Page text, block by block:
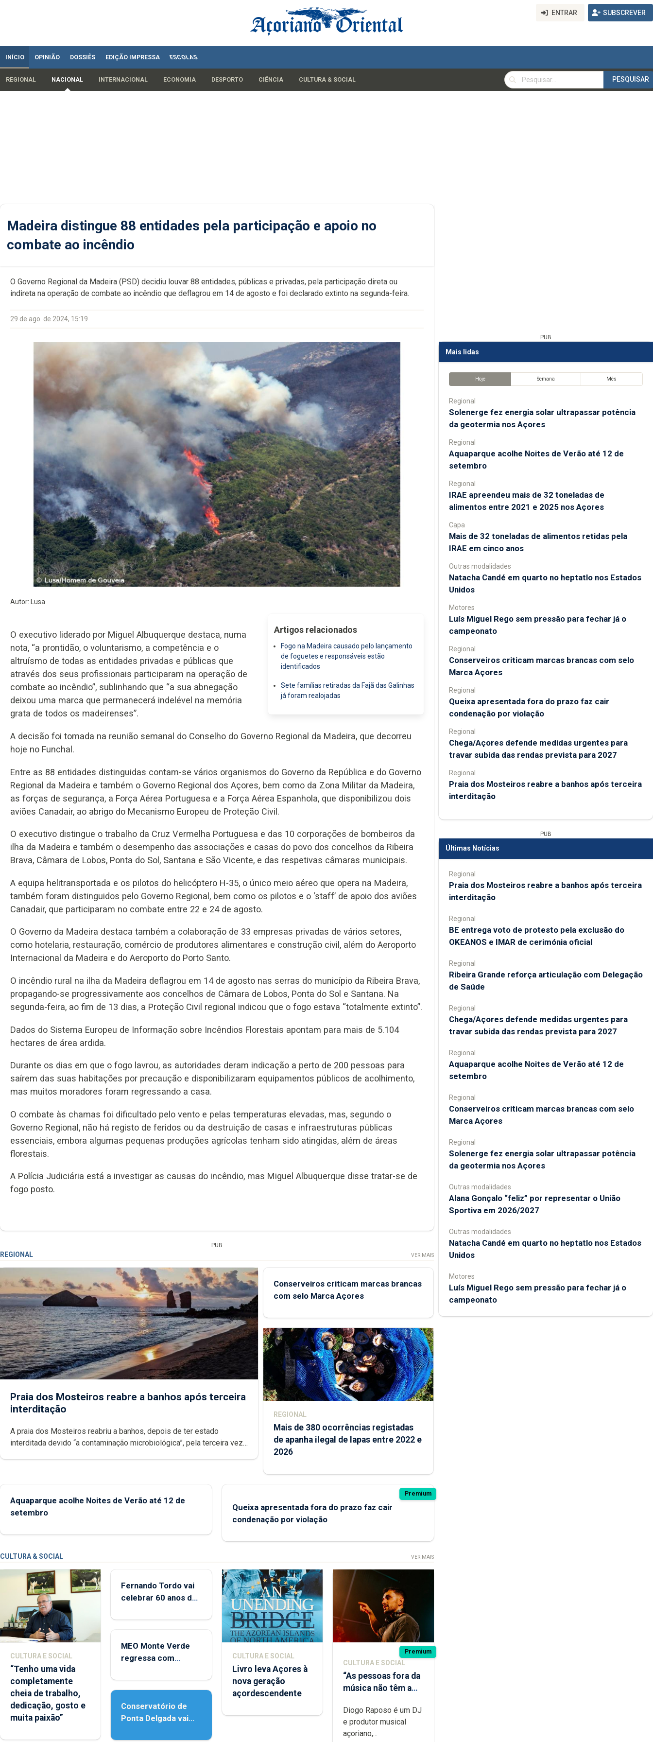
ENTRAR SUBSCREVER
INÍCIO OPINIÃO DOSSIÊS EDIÇÃO IMPRESSA ESCOLAS
REGIONAL NACIONAL INTERNACIONAL ECONOMIA DESPORTO CIÊNCIA CULTURA & SOCIAL
PESQUISAR
PESQUISAR
Madeira distingue 88 entidades pela participação e apoio no
combate ao incêndio
O Governo Regional da Madeira (PSD) decidiu louvar 88 entidades, públicas e privadas, pela participação direta ou
indireta na operação de combate ao incêndio que deflagrou em 14 de agosto e foi declarado extinto na segunda-feira.
29 de ago. de 2024, 15:19
Autor: Lusa
Artigos relacionados
Fogo na Madeira causado pelo lançamento
de foguetes e responsáveis estão
identificados
Sete famílias retiradas da Fajã das Galinhas
já foram realojadas
O executivo liderado por Miguel Albuquerque destaca, numa
nota, “a prontidão, o voluntarismo, a competência e o
altruísmo de todas as entidades privadas e públicas que
através dos seus profissionais participaram na operação de
combate ao incêndio”, sublinhando que “a sua abnegação
deixou uma marca que permanecerá indelével na memória
grata de todos os madeirenses”.
A decisão foi tomada na reunião semanal do Conselho do Governo Regional da Madeira, que decorreu
hoje no Funchal.
Entre as 88 entidades distinguidas contam-se vários organismos do Governo da República e do Governo
Regional da Madeira e também o Governo Regional dos Açores, bem como da Zona Militar da Madeira,
as forças de segurança, a Força Aérea Portuguesa e a Força Aérea Espanhola, que disponibilizou dois
aviões Canadair, ao abrigo do Mecanismo Europeu de Proteção Civil.
O executivo distingue o trabalho da Cruz Vermelha Portuguesa e das 10 corporações de bombeiros da
ilha da Madeira e também o desempenho das associações e casas do povo dos concelhos da Ribeira
Brava, Câmara de Lobos, Ponta do Sol, Santana e São Vicente, e das respetivas câmaras municipais.
A equipa helitransportada e os pilotos do helicóptero H-35, o único meio aéreo que opera na Madeira,
também foram distinguidos pelo Governo Regional, bem como os pilotos e o ‘staff’ de apoio dos aviões
Canadair, que participaram no combate entre 22 e 24 de agosto.
O Governo da Madeira destaca também a colaboração de 33 empresas privadas de vários setores,
como hotelaria, restauração, comércio de produtores alimentares e construção civil, além do Aeroporto
Internacional da Madeira e do Aeroporto do Porto Santo.
O incêndio rural na ilha da Madeira deflagrou em 14 de agosto nas serras do município da Ribeira Brava,
propagando-se progressivamente aos concelhos de Câmara de Lobos, Ponta do Sol e Santana. Na
segunda-feira, ao fim de 13 dias, a Proteção Civil regional indicou que o fogo estava “totalmente extinto”.
Dados do Sistema Europeu de Informação sobre Incêndios Florestais apontam para mais de 5.104
hectares de área ardida.
Durante os dias em que o fogo lavrou, as autoridades deram indicação a perto de 200 pessoas para
saírem das suas habitações por precaução e disponibilizaram equipamentos públicos de acolhimento,
mas muitos moradores foram regressando a casa.
O combate às chamas foi dificultado pelo vento e pelas temperaturas elevadas, mas, segundo o
Governo Regional, não há registo de feridos ou da destruição de casas e infraestruturas públicas
essenciais, embora algumas pequenas produções agrícolas tenham sido atingidas, além de áreas
florestais.
A Polícia Judiciária está a investigar as causas do incêndio, mas Miguel Albuquerque disse tratar-se de
fogo posto.
PUB
REGIONAL VER MAIS
Praia dos Mosteiros reabre a banhos após terceira
interditação
A praia dos Mosteiros reabriu a banhos, depois de ter estado
interditada devido “a contaminação microbiológica”, pela terceira vez
Conserveiros criticam marcas brancas
com selo Marca Açores
REGIONAL
Mais de 380 ocorrências registadas
de apanha ilegal de lapas entre 2022 e
2026
Aquaparque acolhe Noites de Verão até 12 de
setembro
Premium
Queixa apresentada fora do prazo faz cair
condenação por violação
CULTURA & SOCIAL VER MAIS
CULTURA E SOCIAL
“Tenho uma vida
completamente
cheia de trabalho,
dedicação, gosto e
muita paixão”
Fernando Tordo vai
celebrar 60 anos de
Micaelense
MEO Monte Verde
regressa com
acessibilidade
Conservatório de
Ponta Delgada vai
CULTURA E SOCIAL
Livro leva Açores à
nova geração
açordescendente
Premium
CULTURA E SOCIAL
“As pessoas fora da
música não têm a
difícil é produzir
uma música”
Diogo Raposo é um DJ
e produtor musical
açoriano,...
PUB
Mais lidas
Hoje Semana Mês
Regional
Solenerge fez energia solar ultrapassar potência
da geotermia nos Açores
Regional
Aquaparque acolhe Noites de Verão até 12 de
setembro
Regional
IRAE apreendeu mais de 32 toneladas de
alimentos entre 2021 e 2025 nos Açores
Capa
Mais de 32 toneladas de alimentos retidas pela
IRAE em cinco anos
Outras modalidades
Natacha Candé em quarto no heptatlo nos Estados
Unidos
Motores
Luís Miguel Rego sem pressão para fechar já o
campeonato
Regional
Conserveiros criticam marcas brancas com selo
Marca Açores
Regional
Queixa apresentada fora do prazo faz cair
condenação por violação
Regional
Chega/Açores defende medidas urgentes para
travar subida das rendas prevista para 2027
Regional
Praia dos Mosteiros reabre a banhos após terceira
interditação
PUB
Últimas Notícias
Regional
Praia dos Mosteiros reabre a banhos após terceira
interditação
Regional
BE entrega voto de protesto pela exclusão do
OKEANOS e IMAR de cerimónia oficial
Regional
Ribeira Grande reforça articulação com Delegação
de Saúde
Regional
Chega/Açores defende medidas urgentes para
travar subida das rendas prevista para 2027
Regional
Aquaparque acolhe Noites de Verão até 12 de
setembro
Regional
Conserveiros criticam marcas brancas com selo
Marca Açores
Regional
Solenerge fez energia solar ultrapassar potência
da geotermia nos Açores
Outras modalidades
Alana Gonçalo “feliz” por representar o União
Sportiva em 2026/2027
Outras modalidades
Natacha Candé em quarto no heptatlo nos Estados
Unidos
Motores
Luís Miguel Rego sem pressão para fechar já o
campeonato